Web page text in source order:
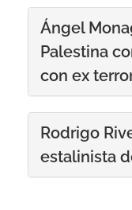
Ángel
Palestina
con ex
Rodrigo
estalinista